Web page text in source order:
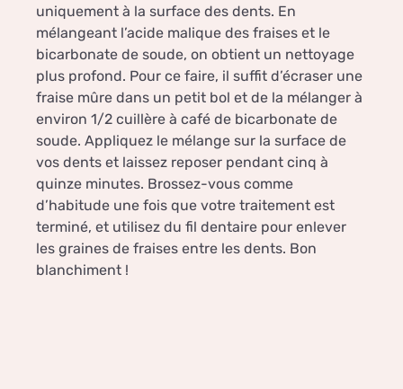
uniquement à la surface des dents. En
mélangeant l’acide malique des fraises et le
bicarbonate de soude, on obtient un nettoyage
plus profond. Pour ce faire, il suffit d’écraser une
fraise mûre dans un petit bol et de la mélanger à
environ 1/2 cuillère à café de bicarbonate de
soude. Appliquez le mélange sur la surface de
vos dents et laissez reposer pendant cinq à
quinze minutes. Brossez-vous comme
d’habitude une fois que votre traitement est
terminé, et utilisez du fil dentaire pour enlever
les graines de fraises entre les dents. Bon
blanchiment !